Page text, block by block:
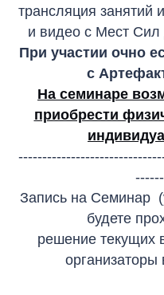
трансляция занятий
и видео с Мест Сил
При участии очно
с
На семинаре
приобрести
Запись на Семинар
будете
решение текущих
организаторы